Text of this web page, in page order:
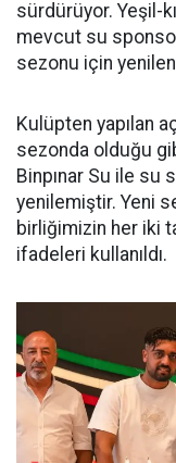
sürdürüyor. Yeşil-
mevcut su
sezonu için
Kulüpten yapılan
sezonda olduğu
Binpınar Su ile su
yenilemiştir. Yeni
birliğimizin her iki
ifadeleri kullanıldı.